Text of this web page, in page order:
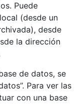
Puede
(desde un
desde
la dirección
de datos, se
Para ver las
con una base